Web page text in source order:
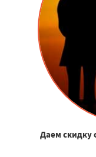
Даем скидку